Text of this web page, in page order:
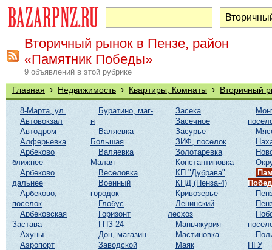
Вторичный рынок в Пензе, район
«Памятник Победы»
9 объявлений в этой рубрике
Главная › Недвижимость › Квартиры, Комнаты › Вторичный
8-Марта, ул.
Автовокзал
Автодром
Алферьевка
Арбеково
ближнее
Арбеково
дальнее
Арбеково,
поселок
Арбековская
Застава
Ахуны
Аэропорт
Буратино, маг-
н
Валяевка
Большая
Валяевка
Малая
Веселовка
Военный
городок
Глобус
Горизонт
ГПЗ-24
Дон, магазин
Заводской
Засека
Засечное
Засурье
ЗИФ, поселок
Золотаревка
Константиновка
КП "Дубрава"
КПД (Пенза-4)
Кривозерье
Ленинский
лесхоз
Маньчжурия
Мастиновка
Маяк
ПГУ